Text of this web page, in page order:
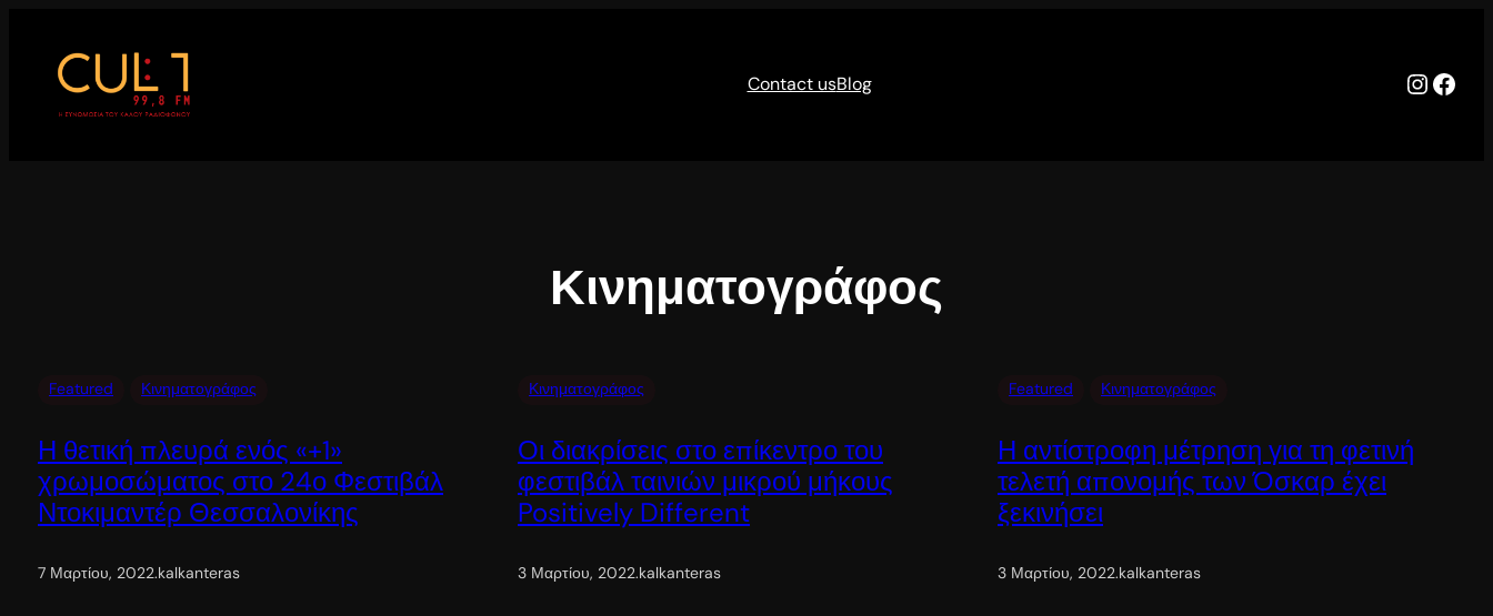
περιεχόμενο
Contact usBlog
Κινηματογράφος
Featured Κινηματογράφος
Η θετική πλευρά ενός «+1»
χρωμοσώματος στο 24ο Φεστιβάλ
Ντοκιμαντέρ Θεσσαλονίκης
7 Μαρτίου, 2022.kalkanteras
Κινηματογράφος
Οι διακρίσεις στο επίκεντρο του
φεστιβάλ ταινιών μικρού μήκους
Positively Different
3 Μαρτίου, 2022.kalkanteras
Featured Κινηματογράφος
Η αντίστροφη μέτρηση για τη φετινή
τελετή απονομής των Όσκαρ έχει
ξεκινήσει
3 Μαρτίου, 2022.kalkanteras